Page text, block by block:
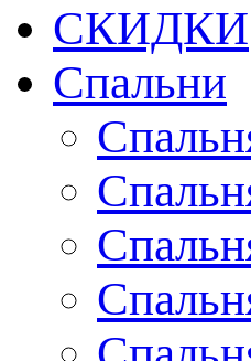
СКИДКИ
Спальни